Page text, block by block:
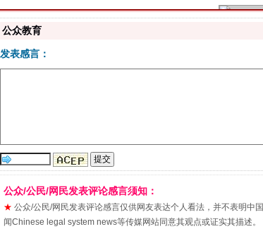
公众教育
发表感言：
公众/公民/网民发表评论感言须知：
★ 公众/公民/网民发表评论感言仅供网友表达个人看法，并不表明
闻Chinese legal system news等传媒网站同意其观点或证实其描述。